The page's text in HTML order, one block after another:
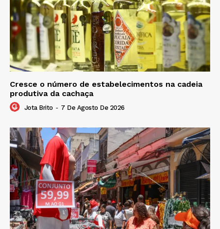
Cresce o número de estabelecimentos na cadeia
produtiva da cachaça
Jota Brito - 7 De Agosto De 2026